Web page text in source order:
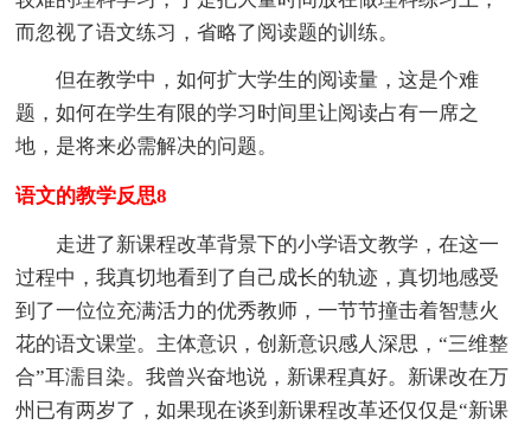
而忽视了语文练习，省略了阅读题的训练。
但在教学中，如何扩大学生的阅读量，这是个难
题，如何在学生有限的学习时间里让阅读占有一席之
地，是将来必需解决的问题。
语文的教学反思8
走进了新课程改革背景下的小学语文教学，在这一
过程中，我真切地看到了自己成长的轨迹，真切地感受
到了一位位充满活力的优秀教师，一节节撞击着智慧火
花的语文课堂。主体意识，创新意识感人深思，“三维整
合”耳濡目染。我曾兴奋地说，新课程真好。新课改在万
州已有两岁了，如果现在谈到新课程改革还仅仅是“新课